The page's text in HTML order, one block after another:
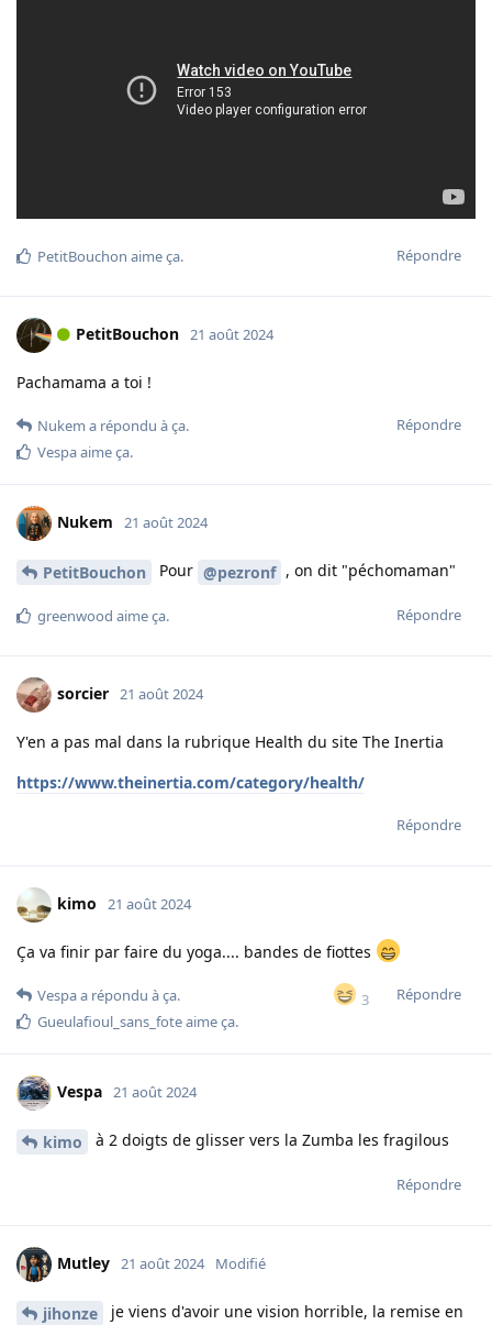
Répondre
PetitBouchon aime ça.
PetitBouchon 21 août 2024
Pachamama a toi !
Répondre
Nukem a répondu à ça.
Vespaaime ça.
Nukem 21 août 2024
PetitBouchon Pour @pezronf , on dit "péchomaman"
Répondre
greenwood aime ça.
sorcier 21 août 2024
Y'en a pas mal dans la rubrique Health du site The Inertia
https://www.theinertia.com/category/health/
Répondre
kimo 21 août 2024
Ça va finir par faire du yoga.... bandes de fiottes
3 Répondre
Vespaa répondu à ça.
Gueulafioul_sans_foteaime ça.
Vespa 21 août 2024
kimo à 2 doigts de glisser vers la Zumba les fragilous
Répondre
Mutley 21 août 2024 Modifié
jihonze
je viens d'avoir une vision horrible, la remise en